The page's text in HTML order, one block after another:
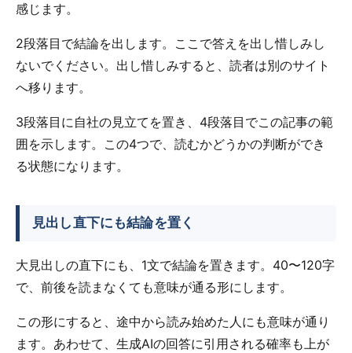
感じます。
2段落目で結論を出します。ここで答えを出し惜しみし
ないでください。出し惜しみすると、読者は別のサイト
へ移ります。
3段落目に自社の見立てを置き、4段落目でこの記事の範
囲を示します。この4つで、読むかどうかの判断ができ
る状態になります。
見出し直下にも結論を置く
大見出しの直下にも、1文で結論を置きます。40〜120字
で、前後を読まなくても意味が通る形にします。
この形にすると、途中から読み始めた人にも意味が通り
ます。あわせて、生成AIの回答に引用される確率も上が